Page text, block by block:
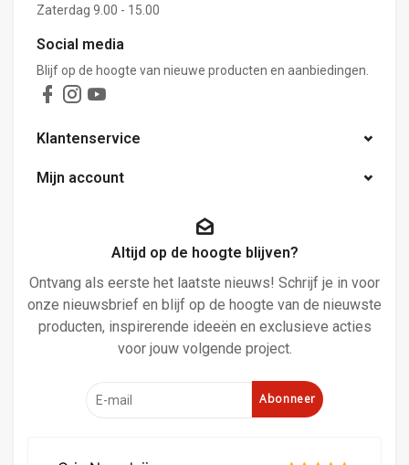
Zaterdag 9.00 - 15.00
Social media
Blijf op de hoogte van nieuwe producten en aanbiedingen.
Klantenservice
Mijn account
Altijd op de hoogte blijven?
Ontvang als eerste het laatste nieuws! Schrijf je in voor
onze nieuwsbrief en blijf op de hoogte van de nieuwste
producten, inspirerende ideeën en exclusieve acties
voor jouw volgende project.
Abonneer